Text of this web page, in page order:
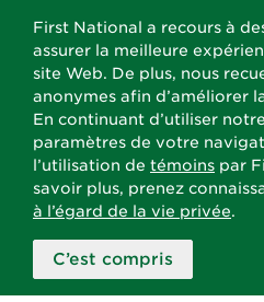
First National a recours à
assurer la meilleure
site Web. De plus, nous
anonymes afin d’améliorer
En continuant d’utiliser
paramètres de votre
l’utilisation de témoins par
savoir plus, prenez
à l’égard de la vie privée.
C’est compris